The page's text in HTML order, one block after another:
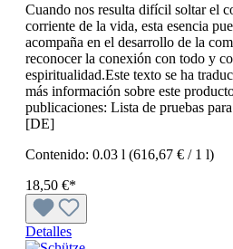
Cuando nos resulta difícil soltar el
corriente de la vida, esta esencia
acompaña en el desarrollo de la
reconocer la conexión con todo y
espiritualidad.Este texto se ha
más información sobre este
publicaciones: Lista de pruebas
[DE]
Contenido: 0.03 l (616,67 € / 1 l)
18,50 €*
Detalles